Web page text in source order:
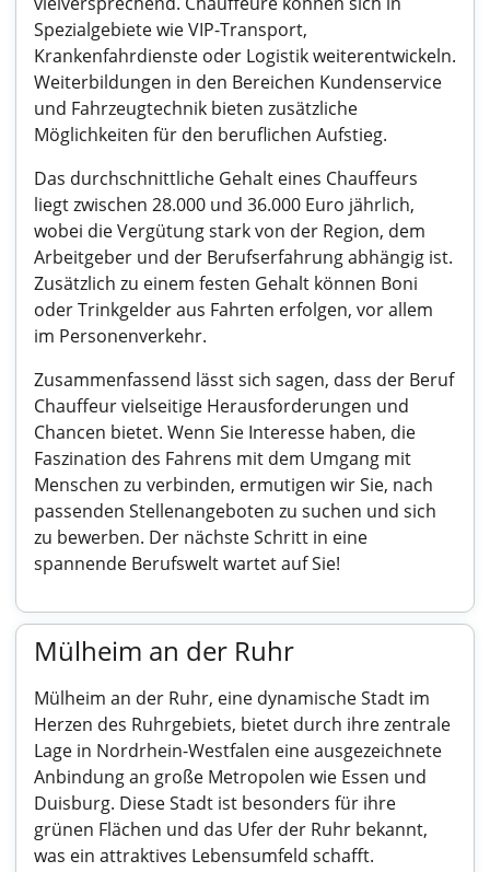
Spezialgebiete wie VIP-Transport,
Krankenfahrdienste oder Logistik weiterentwickeln.
Weiterbildungen in den Bereichen Kundenservice
und Fahrzeugtechnik bieten zusätzliche
Möglichkeiten für den beruflichen Aufstieg.
Das durchschnittliche Gehalt eines Chauffeurs
liegt zwischen 28.000 und 36.000 Euro jährlich,
wobei die Vergütung stark von der Region, dem
Arbeitgeber und der Berufserfahrung abhängig ist.
Zusätzlich zu einem festen Gehalt können Boni
oder Trinkgelder aus Fahrten erfolgen, vor allem
im Personenverkehr.
Zusammenfassend lässt sich sagen, dass der Beruf
Chauffeur vielseitige Herausforderungen und
Chancen bietet. Wenn Sie Interesse haben, die
Faszination des Fahrens mit dem Umgang mit
Menschen zu verbinden, ermutigen wir Sie, nach
passenden Stellenangeboten zu suchen und sich
zu bewerben. Der nächste Schritt in eine
spannende Berufswelt wartet auf Sie!
Mülheim an der Ruhr
Mülheim an der Ruhr, eine dynamische Stadt im
Herzen des Ruhrgebiets, bietet durch ihre zentrale
Lage in Nordrhein-Westfalen eine ausgezeichnete
Anbindung an große Metropolen wie Essen und
Duisburg. Diese Stadt ist besonders für ihre
grünen Flächen und das Ufer der Ruhr bekannt,
was ein attraktives Lebensumfeld schafft.